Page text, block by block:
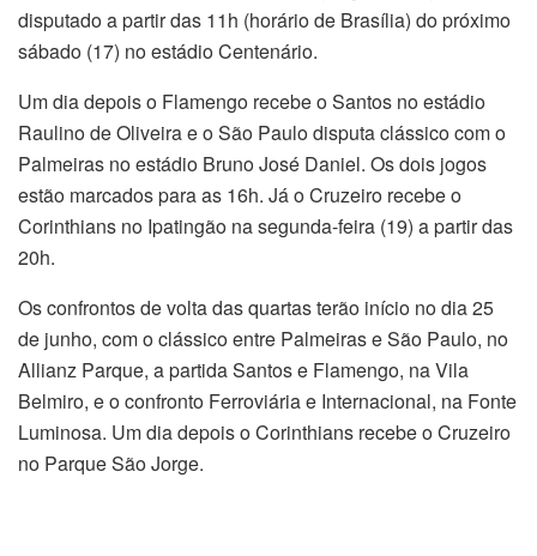
disputado a partir das 11h (horário de Brasília) do próximo
sábado (17) no estádio Centenário.
Um dia depois o Flamengo recebe o Santos no estádio
Raulino de Oliveira e o São Paulo disputa clássico com o
Palmeiras no estádio Bruno José Daniel. Os dois jogos
estão marcados para as 16h. Já o Cruzeiro recebe o
Corinthians no Ipatingão na segunda-feira (19) a partir das
20h.
Os confrontos de volta das quartas terão início no dia 25
de junho, com o clássico entre Palmeiras e São Paulo, no
Allianz Parque, a partida Santos e Flamengo, na Vila
Belmiro, e o confronto Ferroviária e Internacional, na Fonte
Luminosa. Um dia depois o Corinthians recebe o Cruzeiro
no Parque São Jorge.